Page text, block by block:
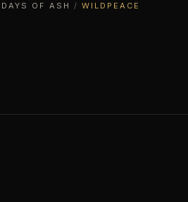
DAYS OF ASH / WILDPEACE